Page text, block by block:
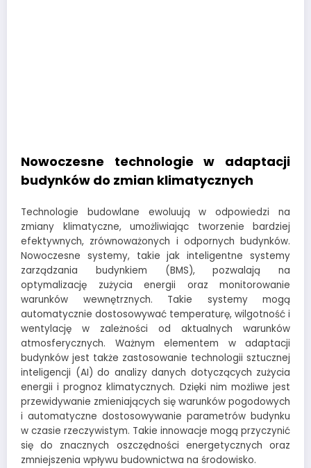
Nowoczesne technologie w adaptacji
budynków do zmian klimatycznych
Technologie budowlane ewoluują w odpowiedzi na
zmiany klimatyczne, umożliwiając tworzenie bardziej
efektywnych, zrównoważonych i odpornych budynków.
Nowoczesne systemy, takie jak inteligentne systemy
zarządzania budynkiem (BMS), pozwalają na
optymalizację zużycia energii oraz monitorowanie
warunków wewnętrznych. Takie systemy mogą
automatycznie dostosowywać temperaturę, wilgotność i
wentylację w zależności od aktualnych warunków
atmosferycznych. Ważnym elementem w adaptacji
budynków jest także zastosowanie technologii sztucznej
inteligencji (AI) do analizy danych dotyczących zużycia
energii i prognoz klimatycznych. Dzięki nim możliwe jest
przewidywanie zmieniających się warunków pogodowych
i automatyczne dostosowywanie parametrów budynku
w czasie rzeczywistym. Takie innowacje mogą przyczynić
się do znacznych oszczędności energetycznych oraz
zmniejszenia wpływu budownictwa na środowisko.